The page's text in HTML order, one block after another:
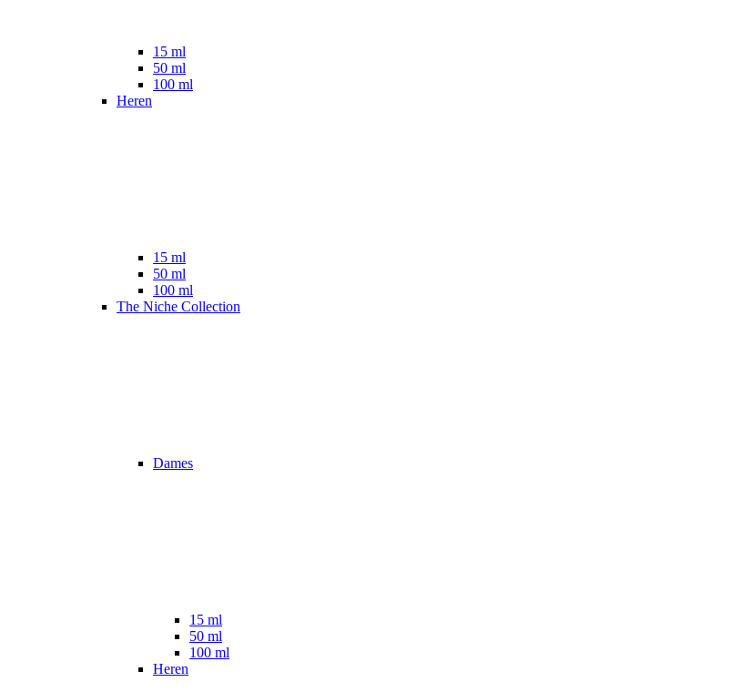
15 ml
50 ml
100 ml
Heren
15 ml
50 ml
100 ml
The Niche Collection
Dames
15 ml
50 ml
100 ml
Heren